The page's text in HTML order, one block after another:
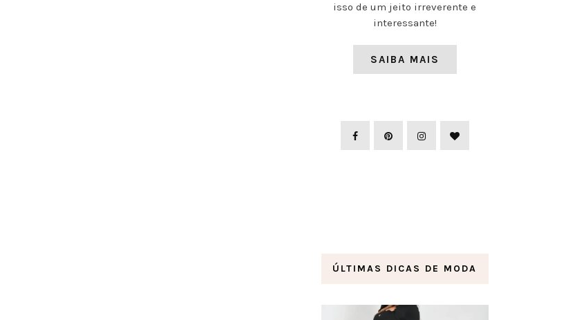
isso de um jeito irreverente e
interessante!
SAIBA MAIS
ÚLTIMAS DICAS DE MODA